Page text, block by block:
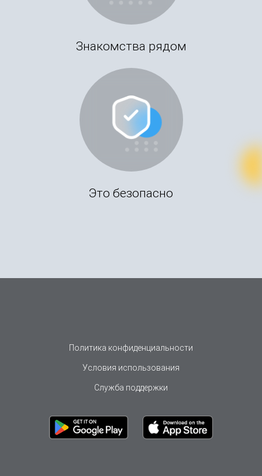
Знакомства рядом
Это безопасно
Политика конфиденциальности
Условия использования
Служба поддержки